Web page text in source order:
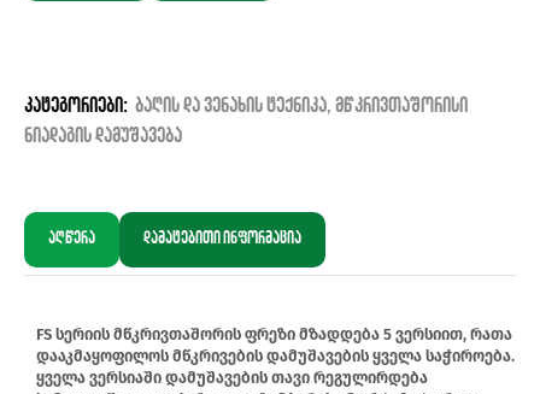
კატეგორიები: ბაღის და ვენახის ტექნიკა, მწკრივთაშორისი
ნიადაგის დამუშავება
აღწერა დამატებითი ინფორმაცია
FS სერიის მწკრივთაშორის ფრეზი მზადდება 5 ვერსიით, რათა
დააკმაყოფილოს მწკრივების დამუშავების ყველა საჭიროება.
ყველა ვერსიაში დამუშავების თავი რეგულირდება